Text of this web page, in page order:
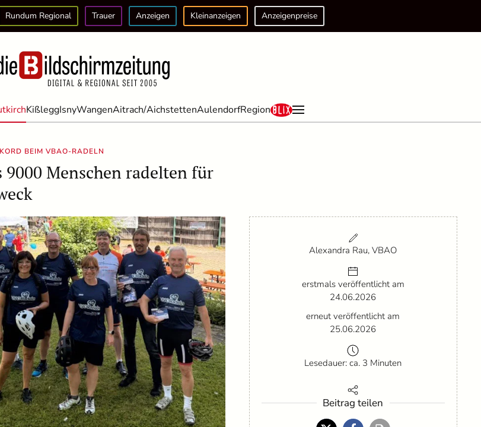
Rundum Regional Trauer Anzeigen Kleinanzeigen Anzeigenpreise
KißleggIsnyWangenAitrach/AichstettenAulendorfRegion
BEIM VBAO-RADELN
9000 Menschen radelten für
Alexandra Rau, VBAO
erstmals veröffentlicht am
24.06.2026
erneut veröffentlicht am
25.06.2026
Lesedauer: ca. 3 Minuten
Beitrag teilen